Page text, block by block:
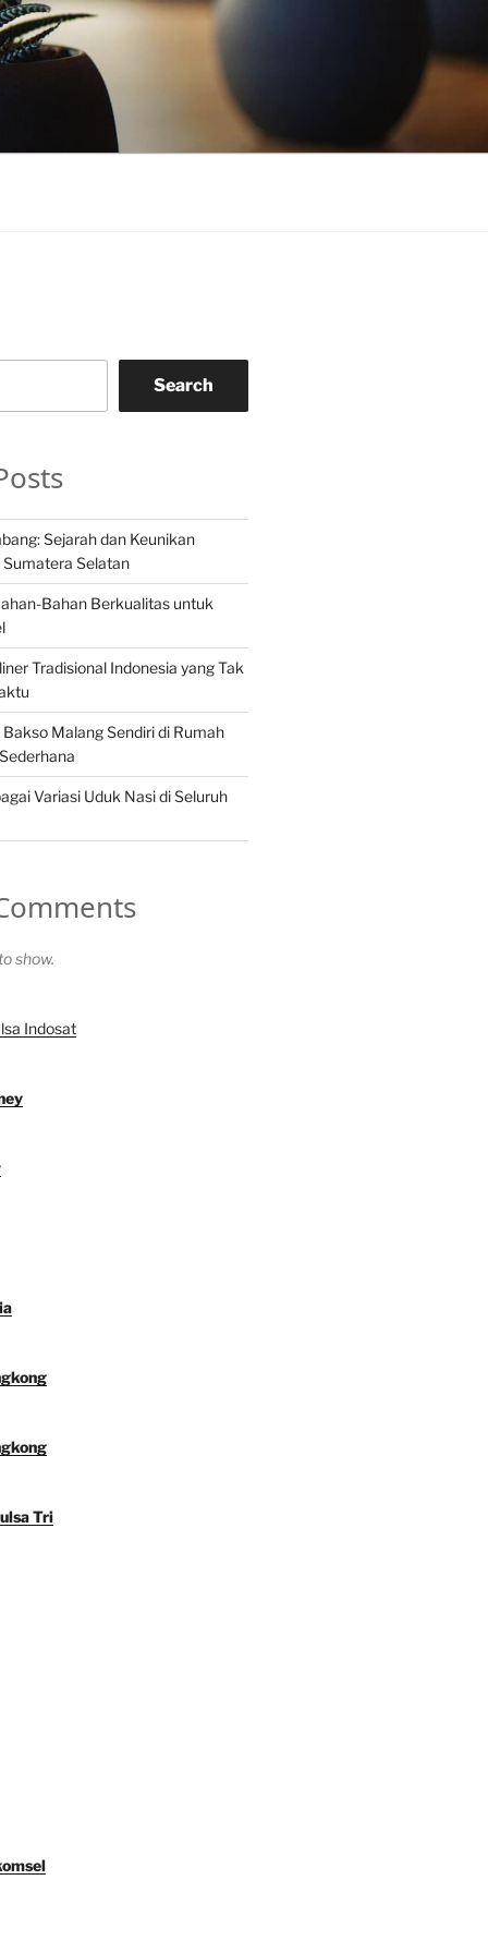
Search
Sejarah dan Keunikan
Selatan
Bahan Berkualitas untuk
Tradisional Indonesia yang Tak
Malang Sendiri di Rumah
Variasi Uduk Nasi di Seluruh
show.
Indosat
Tri